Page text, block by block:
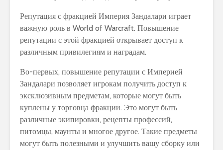
Репутация с фракцией Империя Зандалари играет
важную роль в World of Warcraft. Повышение
репутации с этой фракцией открывает доступ к
различным привилегиям и наградам.
Во-первых, повышение репутации с Империей
Зандалари позволяет игрокам получить доступ к
эксклюзивным предметам, которые могут быть
куплены у торговца фракции. Это могут быть
различные экипировки, рецепты профессий,
питомцы, маунты и многое другое. Такие предметы
могут быть полезными и улучшить вашу сборку или